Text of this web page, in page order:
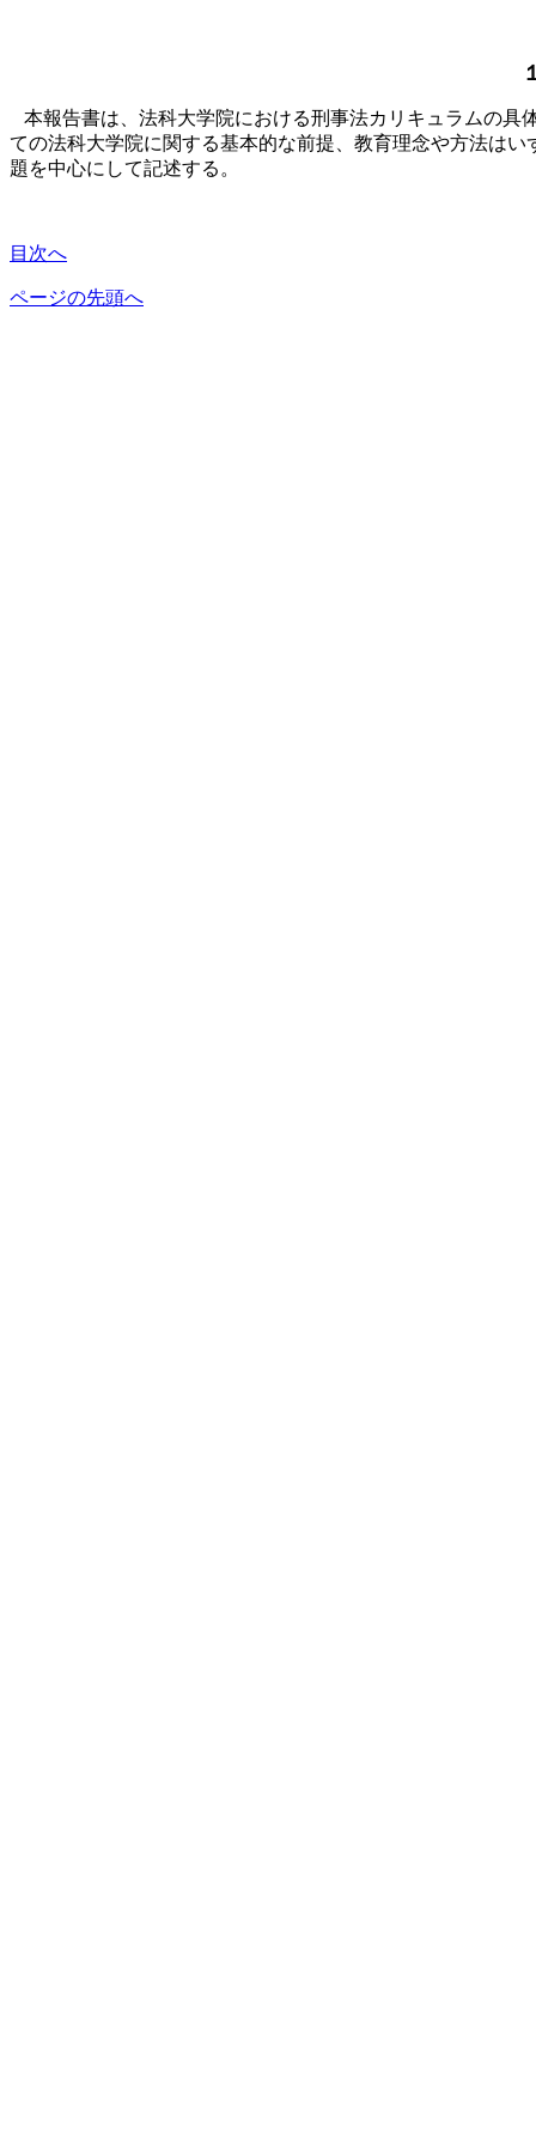
本報告書は、法科大学院における刑事法カリキュラムの具
ての法科大学院に関する基本的な前提、教育理念や方法は
題を中心にして記述する。
目次へ
ページの先頭へ